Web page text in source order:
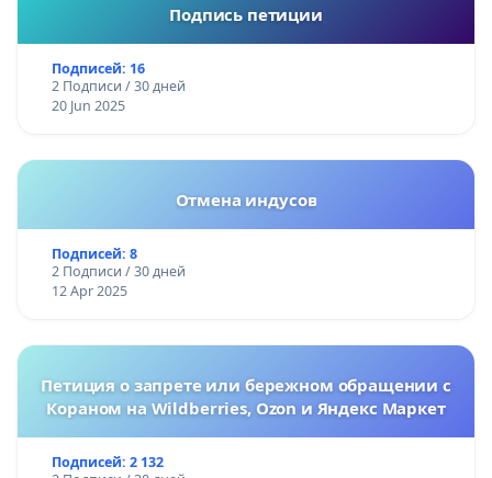
Подпись петиции
Подписей: 16
2 Подписи / 30 дней
20 Jun 2025
Отмена индусов
Подписей: 8
2 Подписи / 30 дней
12 Apr 2025
Петиция о запрете или бережном обращении с
Кораном на Wildberries, Ozon и Яндекс Маркет
Подписей: 2 132